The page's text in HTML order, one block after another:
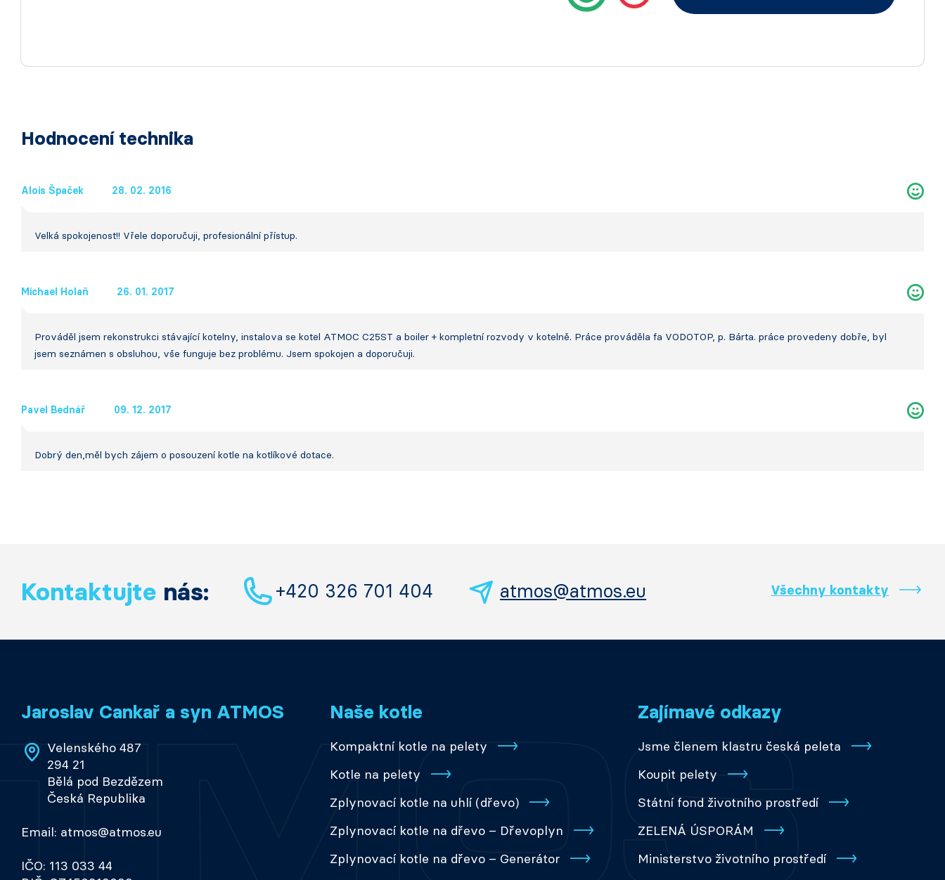
Hodnocení technika
Alois Špaček 28. 02. 2016
Velká spokojenost!! Vřele doporučuji, profesionální přístup.
Michael Holaň 26. 01. 2017
Prováděl jsem rekonstrukci stávající kotelny, instalova se kotel ATMOC C25ST a boiler + kompletní rozvody v kotelně. Práce prováděla fa VODOTOP, p. Bárta. práce provedeny dobře, byl
jsem seznámen s obsluhou, vše funguje bez problému. Jsem spokojen a doporučuji.
Pavel Bednář 09. 12. 2017
Dobrý den,měl bych zájem o posouzení kotle na kotlíkové dotace.
Kontaktujte nás: +420 326 701 404 atmos@atmos.eu Všechny kontakty
Jaroslav Cankař a syn ATMOS
Velenského 487
294 21
Bělá pod Bezdězem
Česká Republika
Email: atmos@atmos.eu
IČO: 113 033 44
Naše kotle
Kompaktní kotle na pelety
Kotle na pelety
Zplynovací kotle na uhlí (dřevo)
Zplynovací kotle na dřevo – Dřevoplyn
Zplynovací kotle na dřevo – Generátor
Zajímavé odkazy
Jsme členem klastru česká peleta
Koupit pelety
Státní fond životního prostředí
ZELENÁ ÚSPORÁM
Ministerstvo životního prostředí